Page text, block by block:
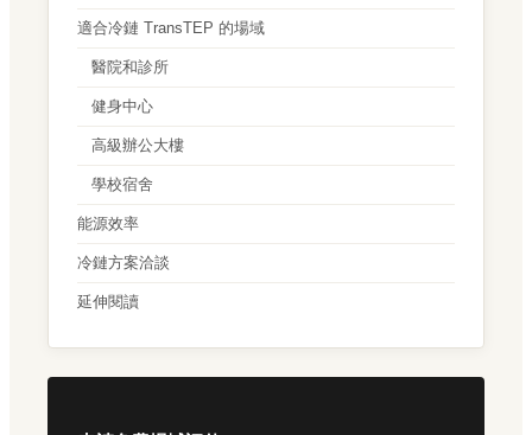
適合冷鏈 TransTEP 的場域
醫院和診所
健身中心
高級辦公大樓
學校宿舍
能源效率
冷鏈方案洽談
延伸閱讀